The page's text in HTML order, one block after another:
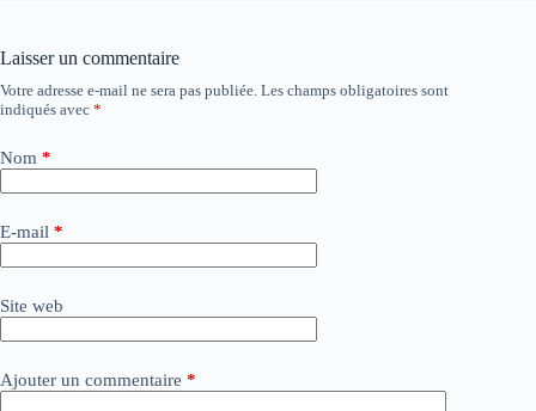
Laisser un commentaire
Votre adresse e-mail ne sera pas publiée. Les champs obligatoires sont
indiqués avec *
Nom *
E-mail *
Site web
Ajouter un commentaire *
A
l
e
n
t
i
e